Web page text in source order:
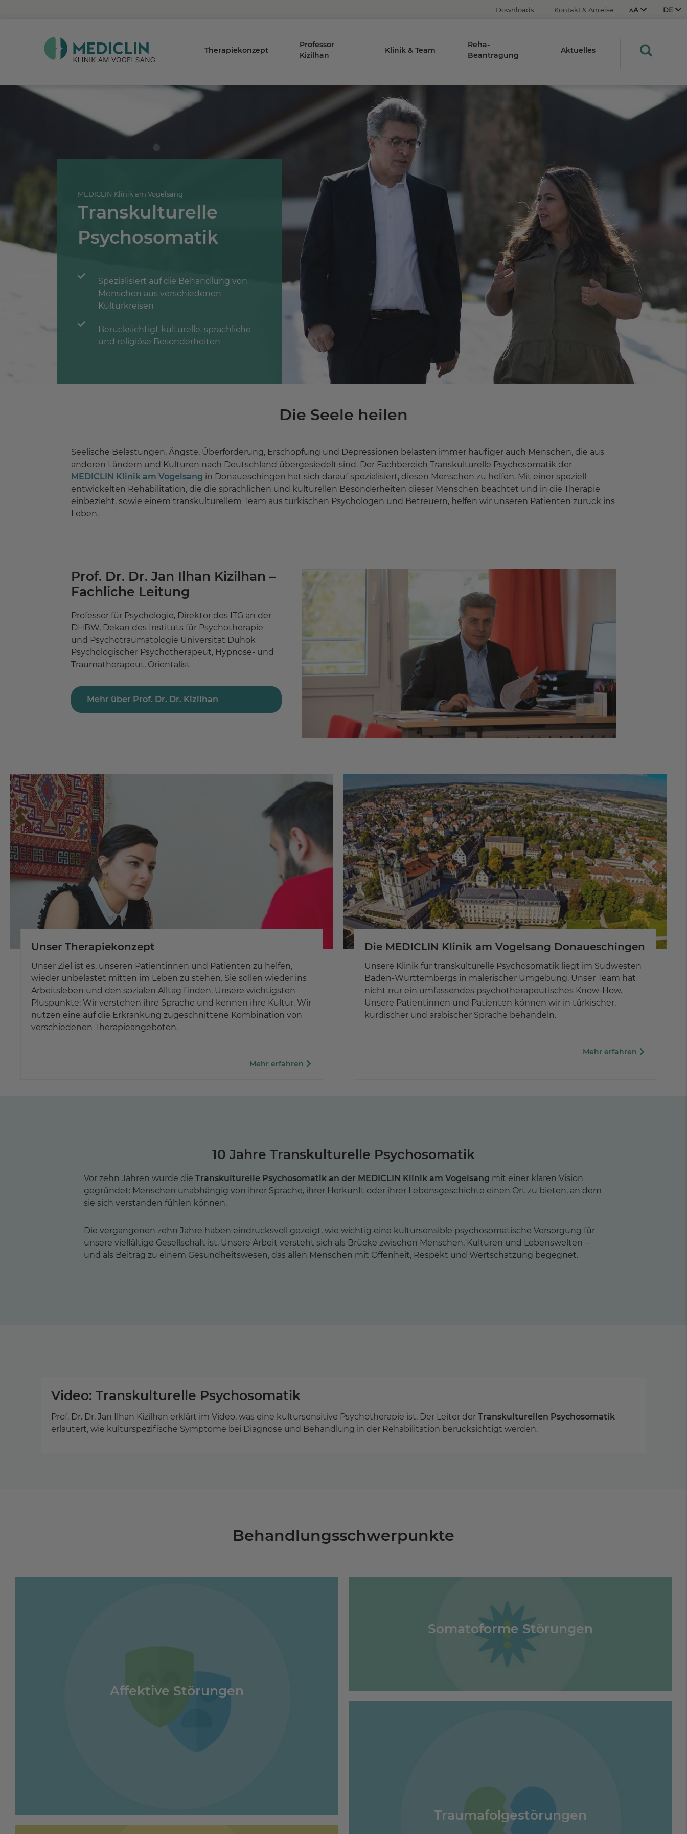
Downloads Kontakt & Anreise
Therapiekonzept
Professor
Kizilhan
Klinik & Team
Reha-
Beantragung
Aktuelles
MEDICLIN Klinik am Vogelsang
Transkulturelle
Psychosomatik
Spezialisiert auf die Behandlung von
Menschen aus verschiedenen
Kulturkreisen
Berücksichtigt kulturelle, sprachliche
und religiöse Besonderheiten
Die Seele heilen
Seelische Belastungen, Ängste, Überforderung, Erschöpfung und Depressionen belasten immer häufiger auch Menschen, die aus
anderen Ländern und Kulturen nach Deutschland übergesiedelt sind. Der Fachbereich Transkulturelle Psychosomatik der
MEDICLIN Klinik am Vogelsang in Donaueschingen hat sich darauf spezialisiert, diesen Menschen zu helfen. Mit einer speziell
entwickelten Rehabilitation, die die sprachlichen und kulturellen Besonderheiten dieser Menschen beachtet und in die Therapie
einbezieht, sowie einem transkulturellem Team aus türkischen Psychologen und Betreuern, helfen wir unseren Patienten zurück ins
Leben.
Prof. Dr. Dr. Jan Ilhan Kizilhan –
Fachliche Leitung
Professor für Psychologie, Direktor des ITG an der
DHBW, Dekan des Instituts für Psychotherapie
und Psychotraumatologie Universität Duhok
Psychologischer Psychotherapeut, Hypnose- und
Traumatherapeut, Orientalist
Mehr über Prof. Dr. Dr. Kizilhan
Unser Therapiekonzept
Unser Ziel ist es, unseren Patientinnen und Patienten zu helfen,
wieder unbelastet mitten im Leben zu stehen. Sie sollen wieder ins
Arbeitsleben und den sozialen Alltag finden. Unsere wichtigsten
Pluspunkte: Wir verstehen ihre Sprache und kennen ihre Kultur. Wir
nutzen eine auf die Erkrankung zugeschnittene Kombination von
verschiedenen Therapieangeboten.
Mehr erfahren
Die MEDICLIN Klinik am Vogelsang Donaueschingen
Unsere Klinik für transkulturelle Psychosomatik liegt im Südwesten
Baden-Württembergs in malerischer Umgebung. Unser Team hat
nicht nur ein umfassendes psychotherapeutisches Know-How.
Unsere Patientinnen und Patienten können wir in türkischer,
kurdischer und arabischer Sprache behandeln.
Mehr erfahren
10 Jahre Transkulturelle Psychosomatik
Vor zehn Jahren wurde die Transkulturelle Psychosomatik an der MEDICLIN Klinik am Vogelsang mit einer klaren Vision
gegründet: Menschen unabhängig von ihrer Sprache, ihrer Herkunft oder ihrer Lebensgeschichte einen Ort zu bieten, an dem
sie sich verstanden fühlen können.
Die vergangenen zehn Jahre haben eindrucksvoll gezeigt, wie wichtig eine kultursensible psychosomatische Versorgung für
unsere vielfältige Gesellschaft ist. Unsere Arbeit versteht sich als Brücke zwischen Menschen, Kulturen und Lebenswelten –
und als Beitrag zu einem Gesundheitswesen, das allen Menschen mit Offenheit, Respekt und Wertschätzung begegnet.
Video: Transkulturelle Psychosomatik
Prof. Dr. Dr. Jan Ilhan Kizilhan erklärt im Video, was eine kultursensitive Psychotherapie ist. Der Leiter der Transkulturellen Psychosomatik
erläutert, wie kulturspezifische Symptome bei Diagnose und Behandlung in der Rehabilitation berücksichtigt werden.
Behandlungs­schwerpunkte
Affektive Störungen
Somatoforme Störungen
Traumafolgestörungen